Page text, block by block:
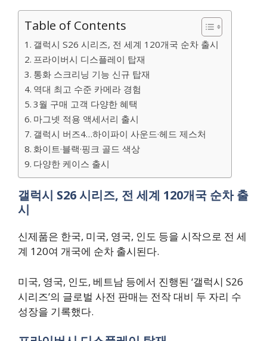
Table of Contents
갤럭시 S26 시리즈, 전 세계 120개국 순차 출시
프라이버시 디스플레이 탑재
통화 스크리닝 기능 신규 탑재
역대 최고 수준 카메라 경험
3월 구매 고객 다양한 혜택
마그넷 적용 액세서리 출시
갤럭시 버즈4…하이파이 사운드·헤드 제스처
화이트·블랙·핑크 골드 색상
다양한 케이스 출시
갤럭시 S26 시리즈, 전 세계 120개국 순차 출
시
신제품은 한국, 미국, 영국, 인도 등을 시작으로 전 세
계 120여 개국에 순차 출시된다.
미국, 영국, 인도, 베트남 등에서 진행된 ‘갤럭시 S26
시리즈’의 글로벌 사전 판매는 전작 대비 두 자리 수
성장을 기록했다.